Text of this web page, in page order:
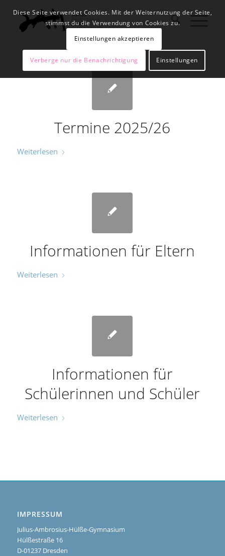
Termine 2025/26
Weiterlesen
Informationen für Eltern
Weiterlesen
Informationen für
Schülerinnen und Schüler
Weiterlesen
IMPRESSUM
Julius-Ambrosius-Hülße-Gymnasium
Hülßestraße 16
D-01237 Dresden
Diese Seite verwendet Cookies. Mit der Weiternutzung der Seite,
stimmst du die Verwendung von Cookies zu.
Einstellungen akzeptieren
Verberge nur die Benachrichtigung Einstellungen